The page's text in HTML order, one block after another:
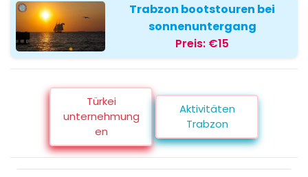
Trabzon bootstouren bei
sonnenuntergang
Preis: €15
Türkei
unternehmung
en
Aktivitäten
Trabzon